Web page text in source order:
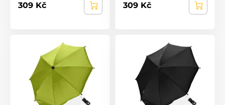
309 Kč 309 Kč